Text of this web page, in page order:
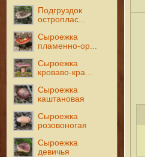
Подгруздок
остроплас...
Сыроежка
пламенно-ор...
Сыроежка
кроваво-кра...
Сыроежка
каштановая
Сыроежка
розовоногая
Сыроежка
девичья